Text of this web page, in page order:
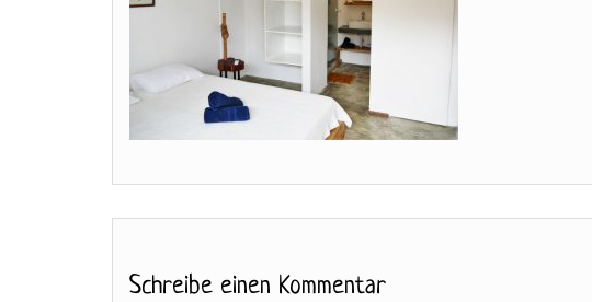
Schreibe einen Kommentar